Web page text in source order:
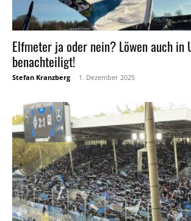
Elfmeter ja oder nein? Löwen auch in
benachteiligt!
Stefan Kranzberg - 1. Dezember 2025